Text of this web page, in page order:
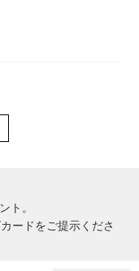
ト。
ードをご提示くださ